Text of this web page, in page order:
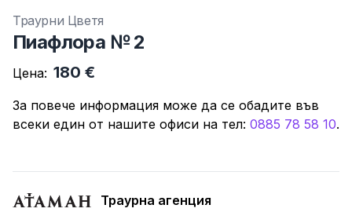
Траурни Цветя
Пиафлора № 2
Цена: 180 €
За повече информация може да се обадите във
всеки един от нашите офиси нa тeл: 0885 78 58 10.
Траурна агенция